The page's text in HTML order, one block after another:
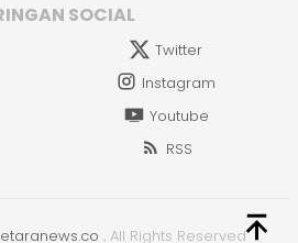
SOCIAL
Twitter
Instagram
Youtube
RSS
. All Rights Reserved